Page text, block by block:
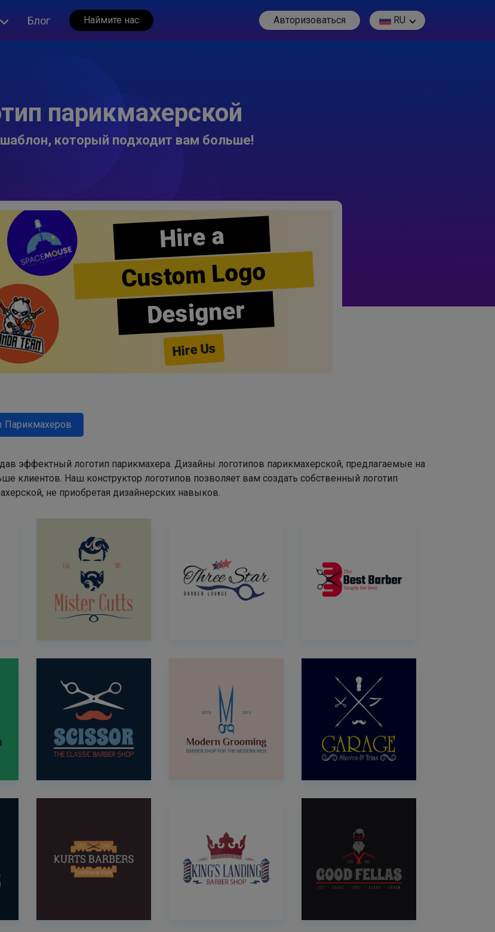
Блог Наймите нас Авторизоваться RU
парикмахерской
который подходит вам больше!
Hire a
Custom Logo
Designer
Hire Us
Парикмахеров
эффектный логотип парикмахера. Дизайны логотипов парикмахерской, предлагаемые на
клиентов. Наш конструктор логотипов позволяет вам создать собственный логотип
не приобретая дизайнерских навыков.